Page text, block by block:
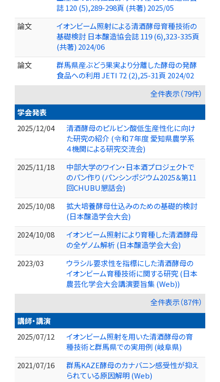
誌 120 (5),289-298頁 (共著) 2025/05
論文
イオンビーム照射による清酒酵母育種技術の
基礎検討 日本醸造協会誌 119 (6),323-335頁
(共著) 2024/06
論文
群馬県産ぶどう果実より分離した酵母の発酵
食品への利用 JETI 72 (2),25-31頁 2024/02
全件表示（79件）
学会発表
2025/12/04
清酒酵母のピルビン酸低生産性化に向け
た研究の紹介 (令和７年度 愛知県農学系
４機関による研究交流会)
2025/11/18
中部大学のワイン・日本酒プロジェクトで
のパン作り (パンシンポジウム2025＆第11
回CHUBU懇話会)
2025/10/08
拡大培養酵母仕込みのための基礎的検討
(日本醸造学会大会)
2024/10/08
イオンビーム照射により育種した清酒酵母
の全ゲノム解析 (日本醸造学会大会)
2023/03
ウラシル要求性を指標にした清酒酵母の
イオンビーム育種技術に関する研究 (日本
農芸化学会大会講演要旨集 (Web))
全件表示（87件）
講師・講演
2025/07/12
イオンビーム照射を用いた清酒酵母の育
種技術と群馬県での実用例 (岐阜県)
2021/07/16
群馬KAZE酵母のカナバニン感受性が抑え
られている原因解明 (Web)